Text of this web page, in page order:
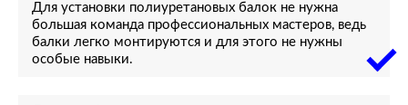
Для установки полиуретановых балок не нужна
большая команда профессиональных мастеров, ведь
балки легко монтируются и для этого не нужны
особые навыки.